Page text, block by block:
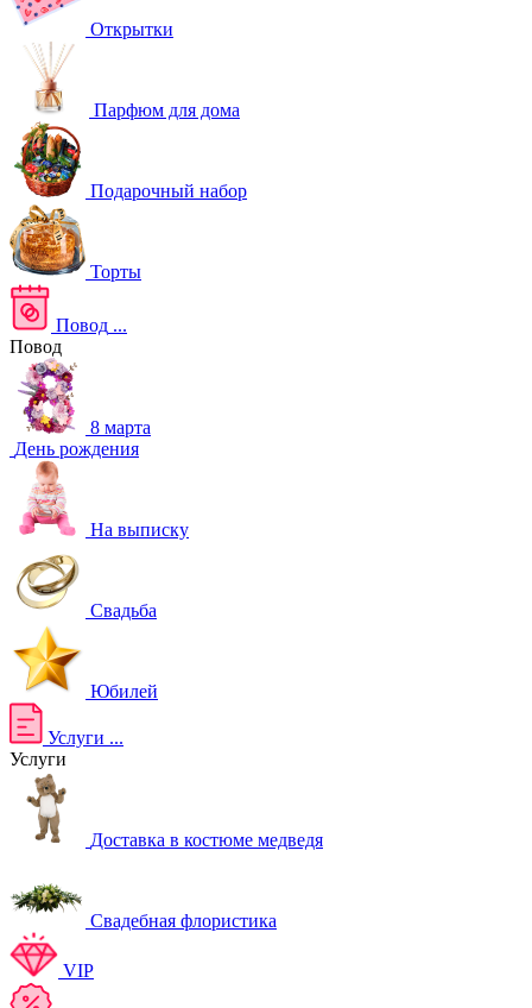
Открытки
Парфюм для дома
Подарочный набор
Торты
Повод ...
Повод
8 марта
День рождения
На выписку
Свадьба
Юбилей
Услуги ...
Услуги
Доставка в костюме медведя
Свадебная флористика
VIP